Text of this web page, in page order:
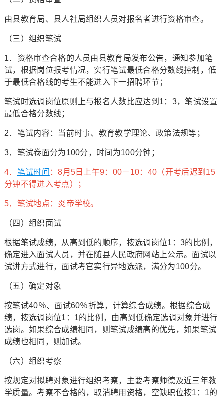
由县教育局、县人社局组织人员对报名者进行资格审查。
（三）组织笔试
1．资格审查合格的人员由县教育局发布公告，通知参加笔
试，根据岗位报考情况，实行笔试最低合格分数线控制，低
于最低合格线的考生不能进入下一招聘环节；
笔试时选调岗位原则上与报名人数比应达到1：3，笔试设置
最低合格分数线；
2．笔试内容：当前时事、教育教学理论、政策法规等；
3．笔试卷面分为100分，时间为100分钟；
4． 笔试时间 ：8月5日上午9：00－10：40（开考后迟到15
分钟不得进入考点）；
5．笔试地点：炎帝学校。
（四）组织面试
根据笔试成绩，从高到低的顺序，按选调岗位1：3的比例，
确定进入面试人员，并在随县人民政府网站上公示。面试以
试讲方式进行，面试考官实行异地选派，满分为100分。
（五）确定对象
按笔试40％、面试60％折算，计算综合成绩。根据综合成
绩，按选调岗位1：1的比例，由高到低确定选调对象并进行
选岗。如果综合成绩相同，则笔试成绩高的优先，如果笔试
成绩也相同，则加试。
（六）组织考察
按规定对拟聘对象进行组织考察，主要考察师德及近三年教
学质量。考察不合格的，取消聘用资格，空缺职位按1：1的